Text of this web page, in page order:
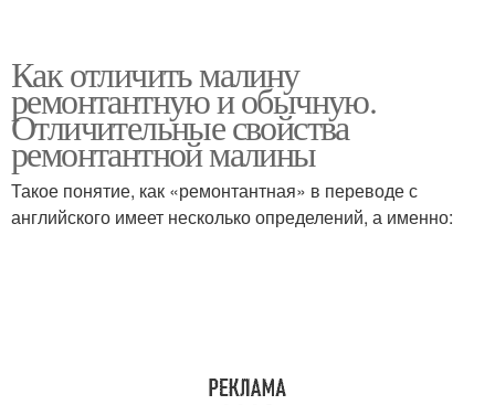
Как отличить малину
ремонтантную и обычную.
Отличительные свойства
ремонтантной малины
Такое понятие, как «ремонтантная» в переводе с
английского имеет несколько определений, а именно: